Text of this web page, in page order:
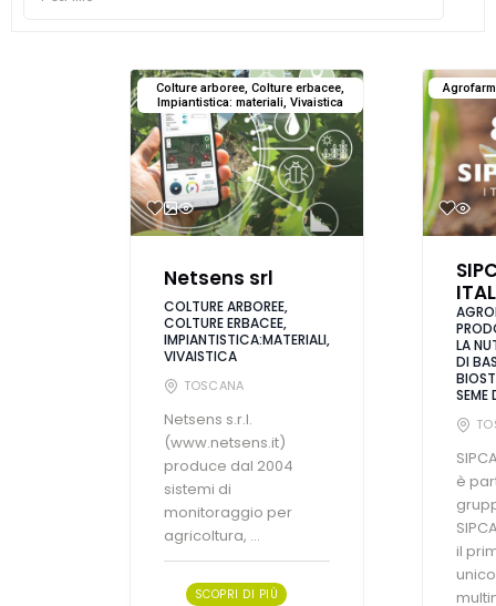
Colture arboree, Colture erbacee,
Impiantistica: materiali, Vivaistica
Netsens srl
COLTURE ARBOREE,
COLTURE ERBACEE,
IMPIANTISTICA:MATERIALI,
VIVAISTICA
TOSCANA
Netsens s.r.l.
(www.netsens.it)
produce dal 2004
sistemi di
monitoraggio per
agricoltura, ...
SCOPRI DI PIÙ
LA
DI
SEME
è
il